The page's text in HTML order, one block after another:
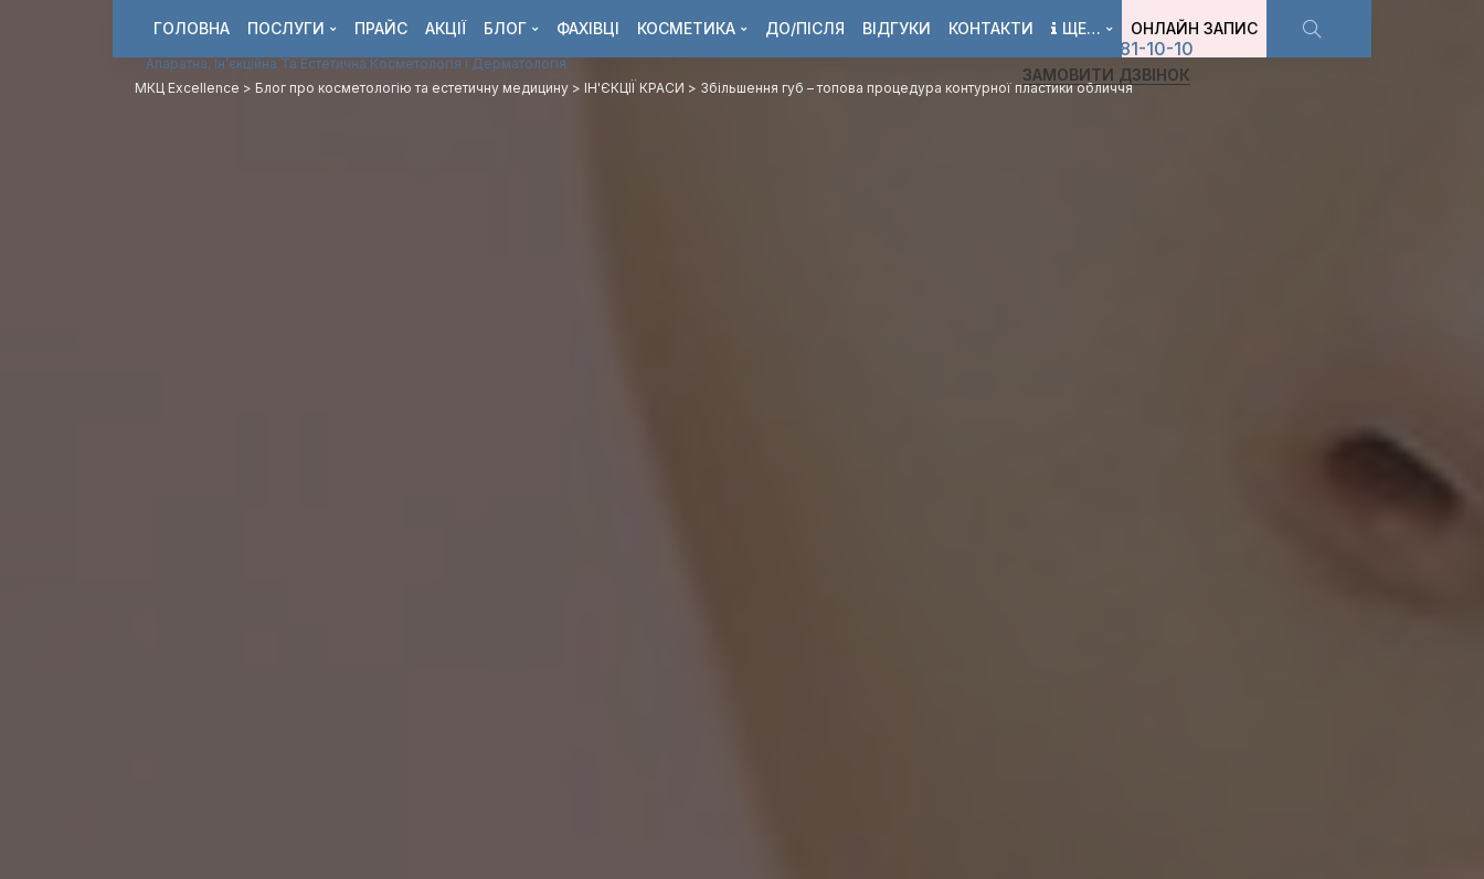
Апаратна, Ін’єкційна Та Естетична Косметологія І Дерматологія
+38 (068) 581-10-10
ЗАМОВИТИ ДЗВІНОК
ГОЛОВНА ПОСЛУГИ ПРАЙС АКЦІЇ БЛОГ ФАХІВЦІ КОСМЕТИКА ДО/ПІСЛЯ ВІДГУКИ КОНТАКТИ ЩЕ… ОНЛАЙН ЗАПИС
МКЦ Excellence > Блог про косметологію та естетичну медицину > ІН'ЄКЦІЇ КРАСИ > Збільшення губ – топова процедура контурної пластики обличчя